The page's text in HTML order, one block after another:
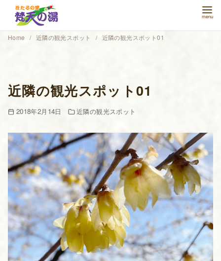
テ
Home 近隣の観光スポット 近隣の観光スポット01
近隣の観光スポット01
2018年2月14日 近隣の観光スポット